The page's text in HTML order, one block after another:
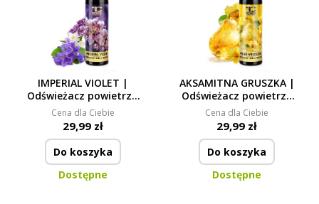
IMPERIAL VIOLET |
Odświeżacz powietrza
& tkanin | luksusowy
spray zapachowy | 200
ml
Cena dla Ciebie
29,99 zł
Do koszyka
Dostępne
AKSAMITNA GRUSZKA |
Odświeżacz powietrza
& tkanin | luksusowy
spray zapachowy | 200
ml
Cena dla Ciebie
29,99 zł
Do koszyka
Dostępne